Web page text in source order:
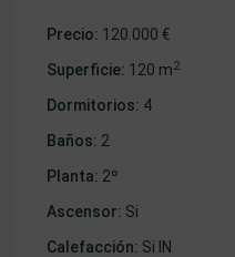
Precio: 120.000 €
Superficie: 120 m2
Dormitorios: 4
Baños: 2
Planta: 2º
Ascensor: Si
Calefacción: Si IN